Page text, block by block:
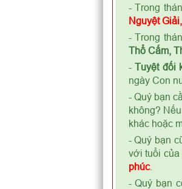
- Trong
Nguyệt
- Trong
Thổ Cấm,
-Tuyệt đối
ngày Con
- Quý bạn
không?
khác hoặc
- Quý bạn
với tuổi
phúc.
- Quý bạn